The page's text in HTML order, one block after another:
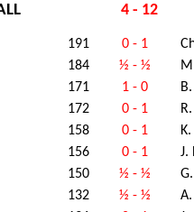
4 - 12
191 0 - 1
184 ½ - ½
171 1 - 0
172 0 - 1
158 0 - 1
156 0 - 1
J.
150 ½ - ½
132 ½ - ½